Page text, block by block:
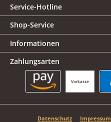
Service-Hotline
Shop-Service
Informationen
Zahlungsarten
Vorkasse
Datenschutz Impressum